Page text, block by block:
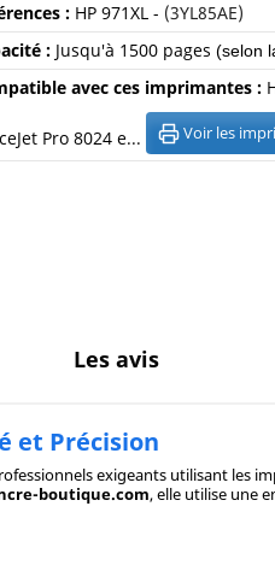
: HP 971XL - (3YL85AE)
: Jusqu'à 1500 pages (selon
avec ces imprimantes :
Pro 8024 e... Voir les
Les avis
et Précision
exigeants utilisant les
boutique.com, elle utilise une